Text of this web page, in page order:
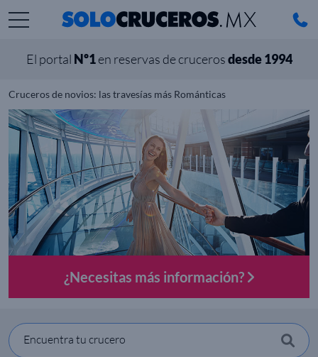
El portal Nº1en reservas de crucerosdesde 1994
Cruceros de novios: las travesías más Románticas
¿Necesitas más información?
Encuentra tu crucero